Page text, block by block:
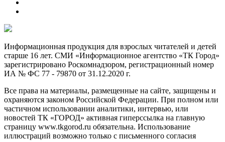
Информационная продукция для взрослых читателей и детей
старше 16 лет. СМИ «Информационное агентство «ТК Город»
зарегистрировано Роскомнадзором, регистрационный номер
ИА № ФС 77 - 79870 от 31.12.2020 г.
Все права на материалы, размещенные на сайте, защищены и
охраняются законом Российской Федерации. При полном или
частичном использовании аналитики, интервью, или
новостей ТК «ГОРОД» активная гиперссылка на главную
страницу www.tkgorod.ru обязательна. Использование
иллюстраций возможно только с письменного согласия